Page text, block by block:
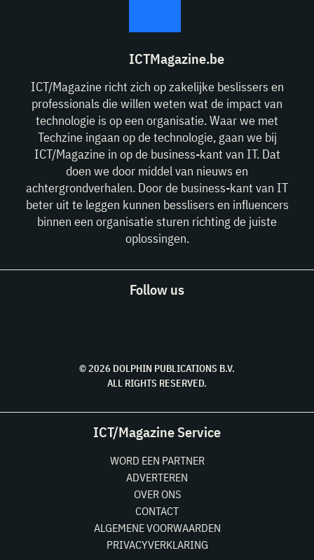
ICTMagazine.be
ICT/Magazine richt zich op zakelijke beslissers en
professionals die willen weten wat de impact van
technologie is op een organisatie. Waar we met
Techzine ingaan op de technologie, gaan we bij
ICT/Magazine in op de business-kant van IT. Dat
doen we door middel van nieuws en
achtergrondverhalen. Door de business-kant van IT
beter uit te leggen kunnen besslisers en influencers
binnen een organisatie sturen richting de juiste
oplossingen.
Follow us
© 2026 DOLPHIN PUBLICATIONS B.V.
ALL RIGHTS RESERVED.
ICT/Magazine Service
WORD EEN PARTNER
ADVERTEREN
OVER ONS
CONTACT
ALGEMENE VOORWAARDEN
PRIVACYVERKLARING